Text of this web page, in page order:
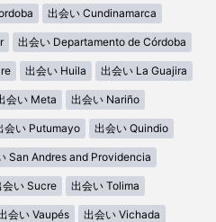
出会い Cundinamarca
出会い Departamento de Córdoba
出会い Huila 出会い La Guajira
会い Meta 出会い Nariño
会い Putumayo 出会い Quindio
San Andres and Providencia
会い Sucre 出会い Tolima
会い Vaupés 出会い Vichada